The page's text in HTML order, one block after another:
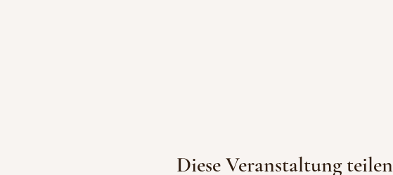
Diese Veranstaltung teilen